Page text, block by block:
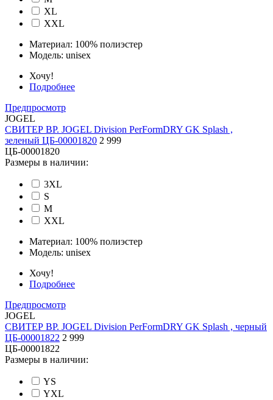
XL
XXL
Материал: 100% полиэстер
Модель: unisex
Хочу!
Подробнее
Предпросмотр
JOGEL
СВИТЕР ВР. JOGEL Division PerFormDRY GK Splash ,
зеленый ЦБ-00001820 2 999
ЦБ-00001820
Размеры в наличии:
3XL
S
M
XXL
Материал: 100% полиэстер
Модель: unisex
Хочу!
Подробнее
Предпросмотр
JOGEL
СВИТЕР ВР. JOGEL Division PerFormDRY GK Splash , черный
ЦБ-00001822 2 999
ЦБ-00001822
Размеры в наличии:
YS
YXL